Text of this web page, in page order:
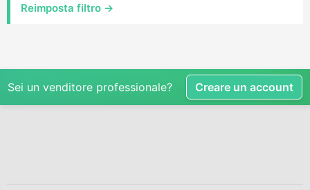
Reimposta filtro →
Sei un venditore professionale? Creare un account